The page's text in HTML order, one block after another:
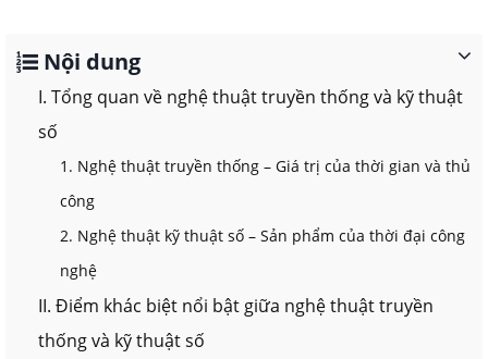
Nội dung
I. Tổng quan về nghệ thuật truyền thống và kỹ thuật
số
1. Nghệ thuật truyền thống – Giá trị của thời gian và thủ
công
2. Nghệ thuật kỹ thuật số – Sản phẩm của thời đại công
nghệ
II. Điểm khác biệt nổi bật giữa nghệ thuật truyền
thống và kỹ thuật số